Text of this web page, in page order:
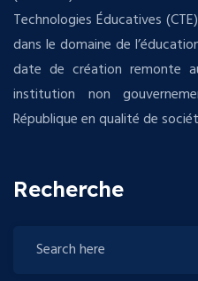
Technologies Éducatives
dans le domaine de
date de création remonte
institution non
République en qualité de
Recherche